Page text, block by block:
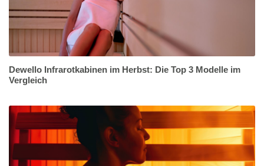
Dewello Infrarotkabinen im Herbst: Die Top 3 Modelle im
Vergleich